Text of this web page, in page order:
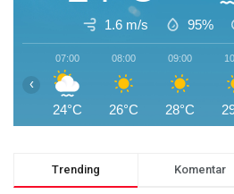
1.6 m/s 95%
07:00
24°C
08:00
26°C
09:00
28°C
‹
Trending Komentar